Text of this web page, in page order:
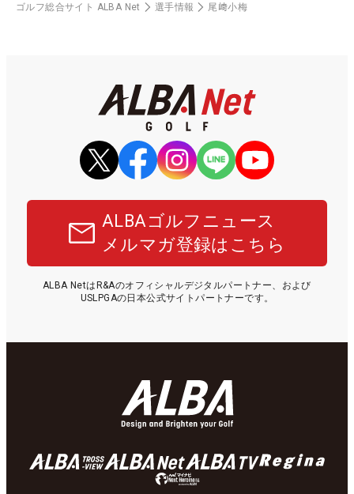
ゴルフ総合サイト ALBA Net 選手情報 尾﨑小梅
ALBAゴルフニュース
メルマガ登録はこちら
ALBA NetはR&Aのオフィシャルデジタルパートナー、および
USLPGAの日本公式サイトパートナーです。